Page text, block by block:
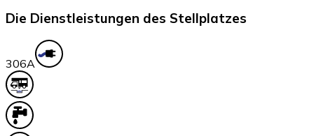
Die Dienstleistungen des Stellplatzes
306A